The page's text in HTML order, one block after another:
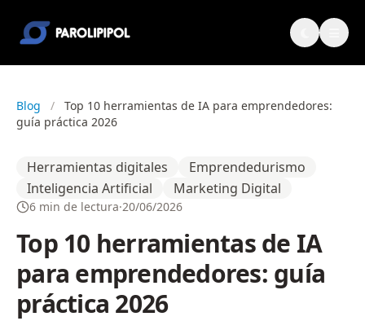
Blog /
Top 10 herramientas de IA para emprendedores:
guía práctica 2026
Herramientas digitales
Emprendedurismo
Inteligencia Artificial
Marketing Digital
6 min de lectura·20/06/2026
Top 10 herramientas de IA
para emprendedores: guía
práctica 2026